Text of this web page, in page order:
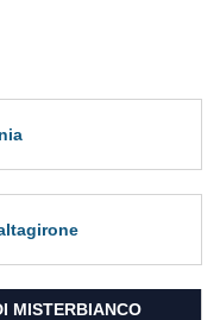
MISTERBIANCO